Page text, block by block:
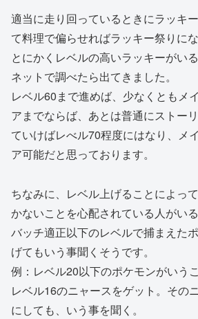
適当に走り回っているときにラッキ
て料理で偏らせればラッキー祭りに
とにかくレベルの高いラッキーがい
ネットで調べたら出てきました。
レベル60まで進めば、少なくともメ
アまでならば、あとは普通にストー
ていけばレべル70程度にはなり、メ
ア可能だと思っております。
ちなみに、レベル上げることによっ
かないことを心配されている人がい
バッチ適正以下のレベルで捕まえた
げてもいう事聞くそうです。
例：レベル20以下のポケモンがいう
レベル16のニャースをゲット。その
にしても、いう事を聞く。